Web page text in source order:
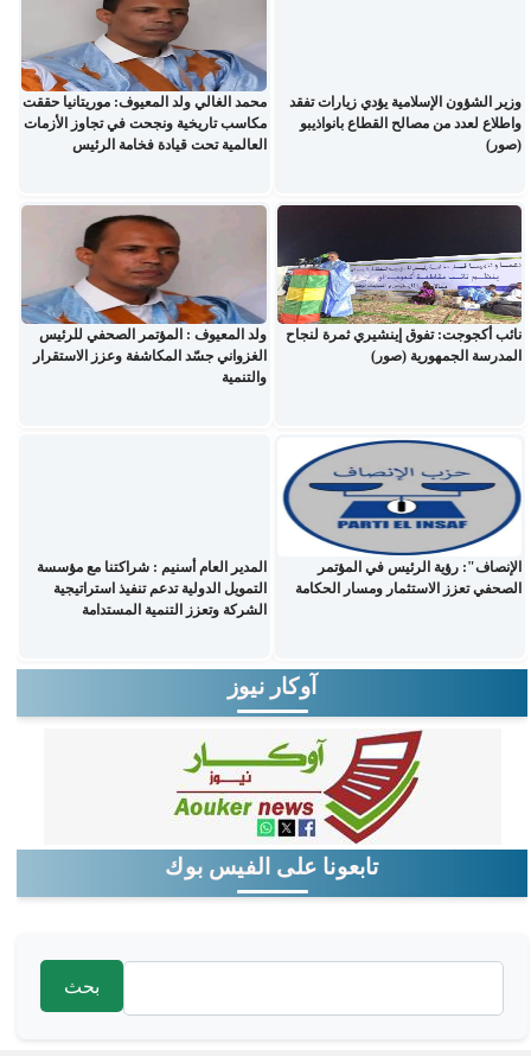
وزير الشؤون الإسلامية يؤدي زيارات تفقد
واطلاع لعدد من مصالح القطاع بانواذيبو
(صور)
محمد الغالي ولد المعيوف: موريتانيا حققت
مكاسب تاريخية ونجحت في تجاوز الأزمات
العالمية تحت قيادة فخامة الرئيس
نائب أكجوجت: تفوق إينشيري ثمرة لنجاح
المدرسة الجمهورية (صور)
ولد المعيوف : المؤتمر الصحفي للرئيس
الغزواني جسّد المكاشفة وعزز الاستقرار
والتنمية
الإنصاف": رؤية الرئيس في المؤتمر
الصحفي تعزز الاستثمار ومسار الحكامة
المدير العام أسنيم : شراكتنا مع مؤسسة
التمويل الدولية تدعم تنفيذ استراتيجية
الشركة وتعزز التنمية المستدامة
آوكار نيوز
تابعونا على الفيس بوك
‏بحث ‏